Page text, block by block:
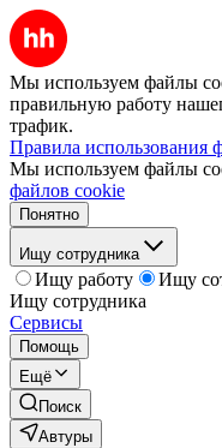
Мы используем файлы
правильную работу
трафик.
Правила использования
Мы используем файлы
файлов cookie
Понятно
Ищу сотрудника
Ищу работу
Ищу
Ищу сотрудника
Сервисы
Помощь
Ещё
Поиск
Автуры